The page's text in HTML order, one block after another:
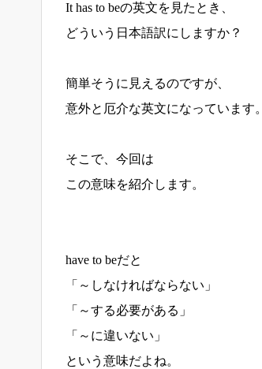
It has to beの英文を見たとき、
どういう日本語訳にしますか？
簡単そうに見えるのですが、
意外と厄介な英文になっています。
そこで、今回は
この意味を紹介します。
have to beだと
「～しなければならない」
「～する必要がある」
「～に違いない」
という意味だよね。